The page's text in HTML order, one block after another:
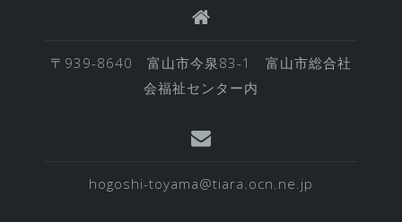
〒939-8640 富山市今泉83-1 富山市総合社
会福祉センター内
hogoshi-toyama@tiara.ocn.ne.jp